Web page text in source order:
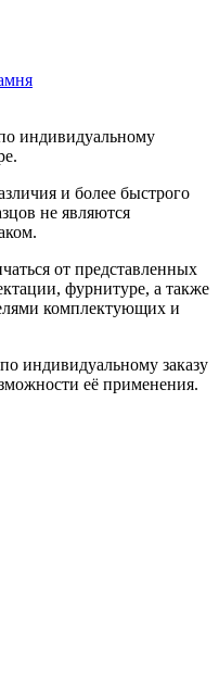
индивидуальному
и более быстрого
не являются
от представленных
фурнитуре, а также
комплектующих и
индивидуальному заказу
её применения.